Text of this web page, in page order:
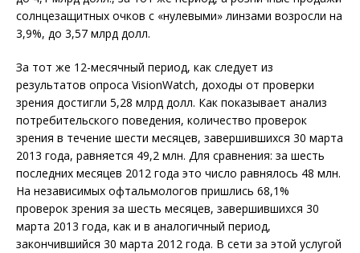
солнцезащитных очков с «нулевыми» линзами возросли на
3,9%, до 3,57 млрд долл.
За тот же 12-месячный период, как следует из
результатов опроса VisionWatch, доходы от проверки
зрения достигли 5,28 млрд долл. Как показывает анализ
потребительского поведения, количество проверок
зрения в течение шести месяцев, завершившихся 30 марта
2013 года, равняется 49,2 млн. Для сравнения: за шесть
последних месяцев 2012 года это число равнялось 48 млн.
На независимых офтальмологов пришлись 68,1%
проверок зрения за шесть месяцев, завершившихся 30
марта 2013 года, как и в аналогичный период,
закончившийся 30 марта 2012 года. В сети за этой услугой